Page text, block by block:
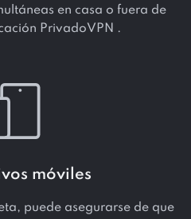
en casa o fuera de
PrivadoVPN .
móviles
puede asegurarse de que